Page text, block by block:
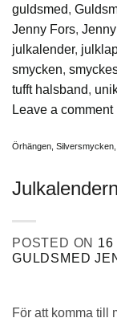
guldsmed,
Jenny Fors,
julkalender,
smycken,
tufft halsband,
Leave a comment
Örhängen Silversmycken
POSTED ON 16
GULDSMED
För att komma till